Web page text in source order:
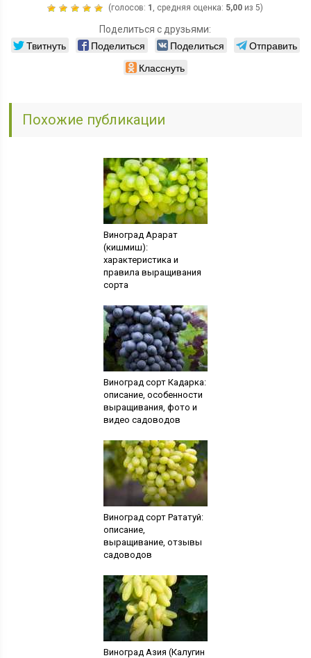
(голосов: 1 , средняя оценка: 5,00 из 5)
Поделиться с друзьями:
Твитнуть Поделиться Поделиться
Отправить
Класснуть
Похожие публикации
Виноград Арарат
(кишмиш):
характеристика и
правила выращивания
сорта
Виноград сорт Кадарка:
описание, особенности
выращивания, фото и
видео садоводов
Виноград сорт Рататуй:
описание,
выращивание, отзывы
садоводов
Виноград Азия (Калугин